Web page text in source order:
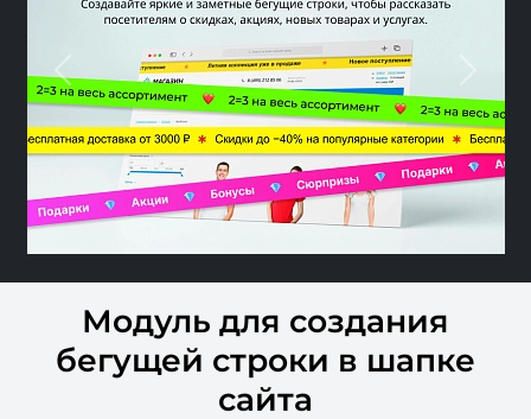
Previous
Модуль для создания
бегущей строки в шапке